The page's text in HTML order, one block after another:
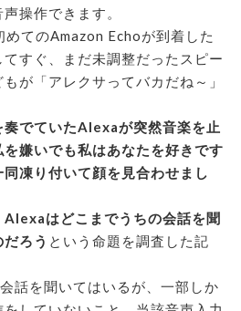
操作できます。
てのAmazon Echoが到着した
すぐ、まだ未調整だったスピー
が「アレクサってバカだね～」
奏でていたAlexaが突然音楽を止
嫌いでも私はあなたを好きです
凍り付いて顔を見合わせまし
Alexaはどこまでうちの会話を聞
ろう という命題を調査した記
話を聞いてはいるが、一部しか